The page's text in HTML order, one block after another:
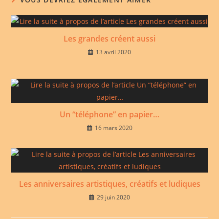
Les grandes créent aussi
13 avril 2020
Un “téléphone” en papier…
16 mars 2020
Les anniversaires artistiques, créatifs et ludiques
29 juin 2020